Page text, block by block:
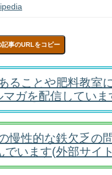
記事のURLをコピー
ることや肥料教室
マガを配信していま
慢性的な鉄欠乏の
でいます(外部サイ